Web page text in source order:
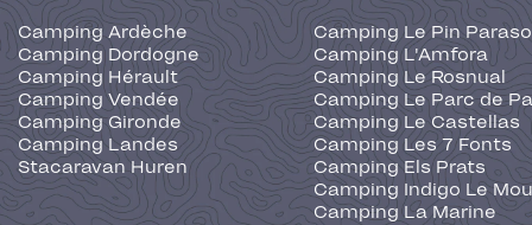
Camping Ardèche
Camping Dordogne
Camping Hérault
Camping Vendée
Camping Gironde
Camping Landes
Stacaravan Huren
Camping Le Pin
Camping L'Amfora
Camping Le Rosnual
Camping Le Parc de
Camping Le Castellas
Camping Les 7 Fonts
Camping Els Prats
Camping Indigo Le
Camping La Marine